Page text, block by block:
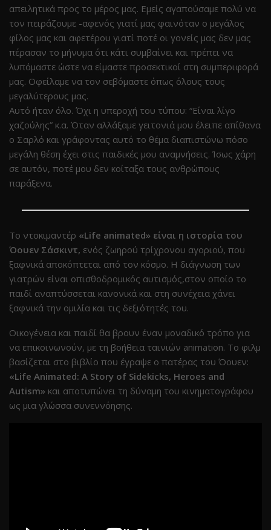
απειλητικά προς το μέρος μας. Εμείς αγαπούσαμε πολύ να
τον πειράζουμε -αφενός γιατί μας φαινόταν ο μεγάλος
φίλος μας και αφετέρου γιατί ποτέ οι γονείς μας δεν μας
πέρασαν το μήνυμα ότι κάτι συμβαίνει και πρέπει να
λυπόμαστε ώστε να είμαστε προσεκτικοί στη συμπεριφορά
μας. Οφείλαμε να τον σεβόμαστε όπως όλους τους
μεγαλύτερους μας.
Αυτό ήταν όλο. Όχι η υπεροχή του τύπου: “Είναι λίγο
χαζούλης” κ.α. Όταν αλλάξαμε γειτονιά μου έλειπε απίθανα
ο Σαρλό και γράφοντας αυτό το θέμα διαπιστώνω πόσο
μεγάλη θέση έχει στις παιδικές μου αναμνήσεις. Ίσως χάρη
σε αυτόν, ποτέ μου δεν κοίταξα τους ανθρώπους
παράξενα.
Το ντοκιμαντέρ «Life animated» είναι η ιστορία του
Όουεν Σάσκιντ, ενός ζωηρού τρίχρονου αγοριού, που
ξαφνικά αποκόπτεται από τον κόσμο. Η διάγνωση των
γιατρών είναι οπισθοδρομικός αυτισμός,στον οποίο το
παιδί αναπτύσσεται κανονικά και στη συνέχεια χάνει
ξαφνικά την ομιλία και τις δεξιότητές του.
Οικογένεια και παιδί θα βρουν έναν μοναδικό τρόπο για
να επικοινωνούν, με τη βοήθεια ταινιών animation. Το φιλμ
βασίζεται στο βιβλίο που έγραψε ο πατέρας του Όουεν:
«Life Animated: A Story of Sidekicks, Heroes and
Autism» και αποτυπώνει τη δύναμη του κινηματογράφου
ως μια γλώσσα συνεννόησης.